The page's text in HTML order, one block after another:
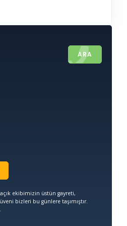
ARA
ekibimizin üstün gayreti,
bizleri bu günlere taşımıştır.